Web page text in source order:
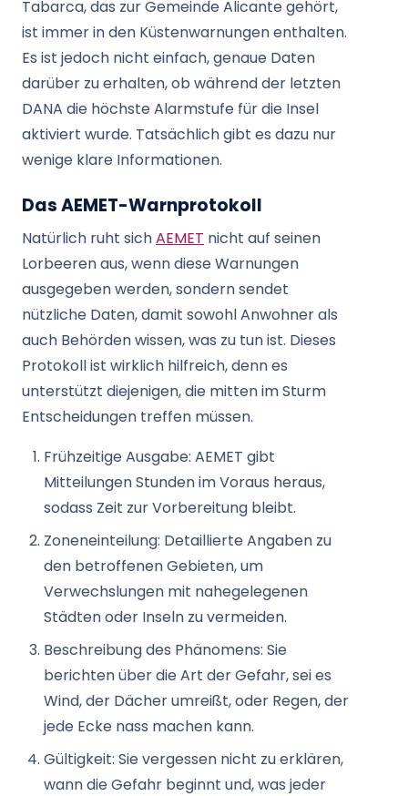
Tabarca, das zur Gemeinde Alicante gehört,
ist immer in den Küstenwarnungen enthalten.
Es ist jedoch nicht einfach, genaue Daten
darüber zu erhalten, ob während der letzten
DANA die höchste Alarmstufe für die Insel
aktiviert wurde. Tatsächlich gibt es dazu nur
wenige klare Informationen.
Das AEMET-Warnprotokoll
Natürlich ruht sichAEMET nicht auf seinen
Lorbeeren aus, wenn diese Warnungen
ausgegeben werden, sondern sendet
nützliche Daten, damit sowohl Anwohner als
auch Behörden wissen, was zu tun ist. Dieses
Protokoll ist wirklich hilfreich, denn es
unterstützt diejenigen, die mitten im Sturm
Entscheidungen treffen müssen.
Frühzeitige Ausgabe: AEMET gibt
Mitteilungen Stunden im Voraus heraus,
sodass Zeit zur Vorbereitung bleibt.
Zoneneinteilung: Detaillierte Angaben zu
den betroffenen Gebieten, um
Verwechslungen mit nahegelegenen
Städten oder Inseln zu vermeiden.
Beschreibung des Phänomens: Sie
berichten über die Art der Gefahr, sei es
Wind, der Dächer umreißt, oder Regen, der
jede Ecke nass machen kann.
Gültigkeit: Sie vergessen nicht zu erklären,
wann die Gefahr beginnt und, was jeder